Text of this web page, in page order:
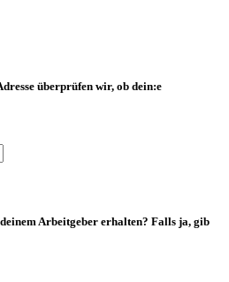
überprüfen wir, ob dein:e
Arbeitgeber erhalten? Falls ja, gib